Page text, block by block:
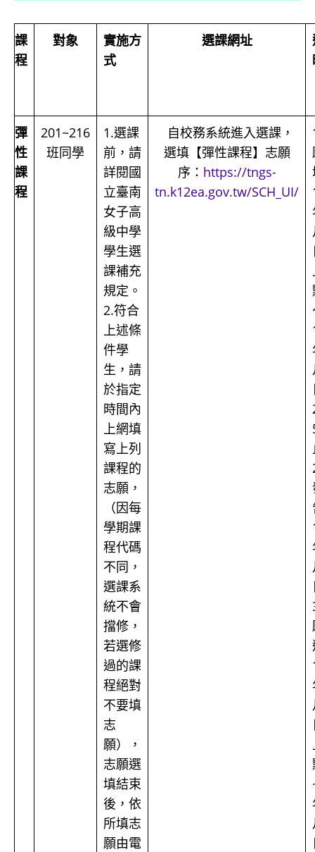
課
程
對象
實施方
式
選課網址
彈
性
課
程
201~216
班同學
1.選課
前，請
詳閱國
立臺南
女子高
級中學
學生選
課補充
規定。
2.符合
上述條
件學
生，請
於指定
時間內
上網填
寫上列
課程的
志願，
（因每
學期課
程代碼
不同，
選課系
統不會
擋修，
若選修
過的課
程絕對
不要填
志
願），
志願選
填結束
後，依
所填志
願由電
自校務系統進入選課，
選填【彈性課程】志願
序： https://tngs-
tn.k12ea.gov.tw/SCH_UI/